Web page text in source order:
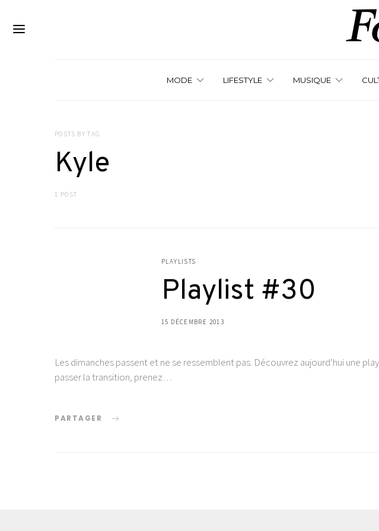
MODE LIFESTYLE MUSIQUE
POSTS BY TAG
Kyle
1 POST
PLAYLISTS
Playlist #30
15 DÉCEMBRE 2013
Les dimanches passent et ne se ressemblent pas. Découvrez aujourd’hui une
passer la transition, prenez…
PARTAGER